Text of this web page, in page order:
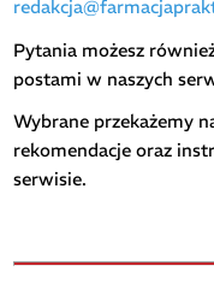
Pytania możesz
postami w naszych
Wybrane przekażemy
rekomendacje oraz
serwisie.